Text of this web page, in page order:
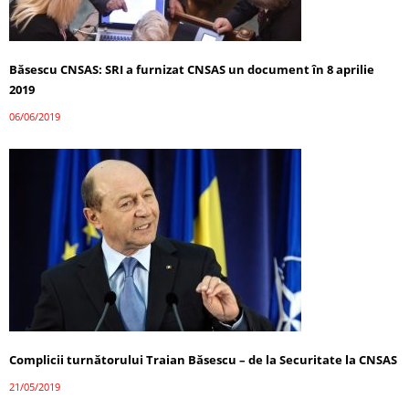
Băsescu CNSAS: SRI a furnizat CNSAS un document în 8 aprilie
2019
06/06/2019
Complicii turnătorului Traian Băsescu – de la Securitate la CNSAS
21/05/2019